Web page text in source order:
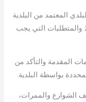
المعتمد من البلدية
والمتطلبات التي يجب
المقدمة والتأكد من
بواسطة البلدية.
الشوارع والممرات،